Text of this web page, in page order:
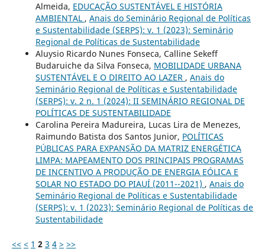
Almeida, EDUCAÇÃO SUSTENTÁVEL E HISTÓRIA
AMBIENTAL , Anais do Seminário Regional de Políticas
e Sustentabilidade (SERPS): v. 1 (2023): Seminário
Regional de Políticas de Sustentabilidade
Aluysio Ricardo Nunes Fonseca, Calline Sekeff
Budaruiche da Silva Fonseca, MOBILIDADE URBANA
SUSTENTÁVEL E O DIREITO AO LAZER , Anais do
Seminário Regional de Políticas e Sustentabilidade
(SERPS): v. 2 n. 1 (2024): II SEMINÁRIO REGIONAL DE
POLÍTICAS DE SUSTENTABILIDADE
Carolina Pereira Madureira, Lucas Lira de Menezes,
Raimundo Batista dos Santos Junior, POLÍTICAS
PÚBLICAS PARA EXPANSÃO DA MATRIZ ENERGÉTICA
LIMPA: MAPEAMENTO DOS PRINCIPAIS PROGRAMAS
DE INCENTIVO A PRODUÇÃO DE ENERGIA EÓLICA E
SOLAR NO ESTADO DO PIAUÍ (2011--2021) , Anais do
Seminário Regional de Políticas e Sustentabilidade
(SERPS): v. 1 (2023): Seminário Regional de Políticas de
Sustentabilidade
<< < 1 2 3 4 > >>